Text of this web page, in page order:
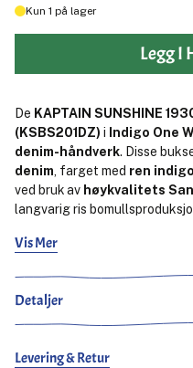
Kun 1 på lager
Legg I
De KAPTAIN SUNSHINE
(KSBS201DZ) i Indigo One
denim-håndverk. Disse
denim , farget med ren indigo
ved bruk av høykvalitets
langvarig ris
Denimen er vevd med
tekstursom fanger
Når du bruker og vasker disse
, noe
Vis Mer
Detaljer
Levering & Retur